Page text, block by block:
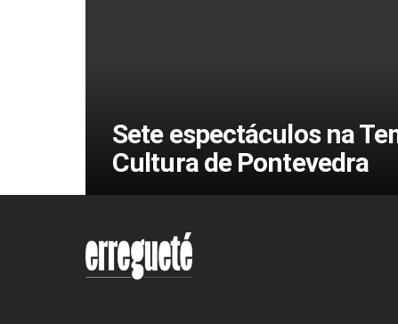
Sete espectáculos na
Cultura de Pontevedra